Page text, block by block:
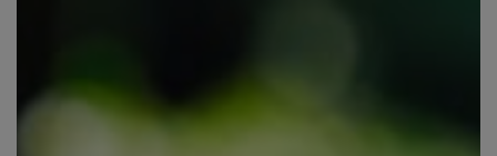
développement durable. Ensemble, nous
pouvons créer un avenir meilleur pour notre
planète et les générations futures.